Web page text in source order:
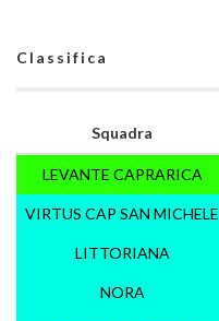
Classifica
Squadra
LEVANTE CAPRARICA
VIRTUS CAP SAN MICHELE
LITTORIANA
NORA